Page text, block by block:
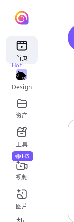
首页
Design
Hot
资产
工具
视频
H3
图片